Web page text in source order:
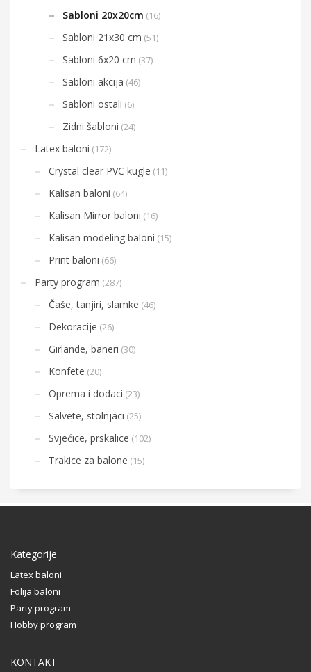
Sabloni 20x20cm (16)
Sabloni 21x30 cm (51)
Sabloni 6x20 cm (37)
Sabloni akcija (46)
Sabloni ostali (6)
Zidni šabloni (24)
Latex baloni (172)
Crystal clear PVC kugle (11)
Kalisan baloni (64)
Kalisan Mirror baloni (16)
Kalisan modeling baloni (15)
Print baloni (66)
Party program (287)
Čaše, tanjiri, slamke (46)
Dekoracije (26)
Girlande, baneri (30)
Konfete (20)
Oprema i dodaci (23)
Salvete, stolnjaci (25)
Svjećice, prskalice (102)
Trakice za balone (15)
Kategorije
Latex baloni
Folija baloni
Party program
Hobby program
KONTAKT